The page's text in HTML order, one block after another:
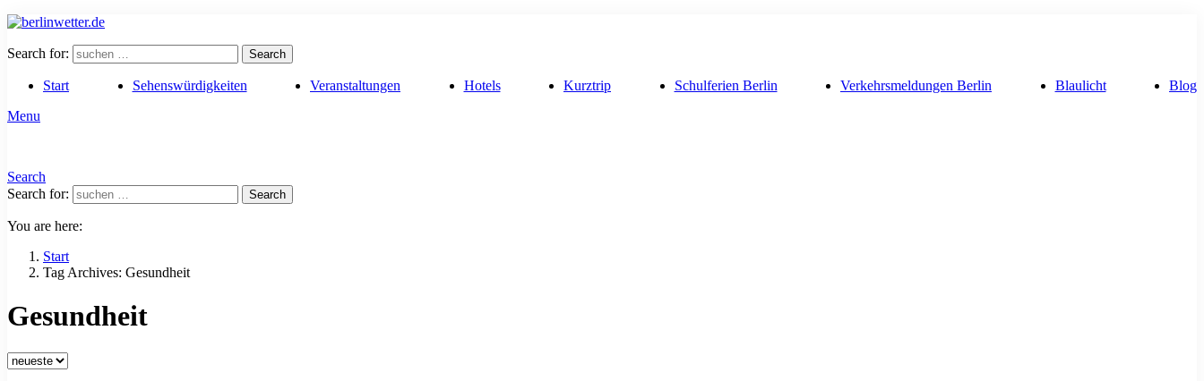
Search for: Search
Start Sehenswürdigkeiten Veranstaltungen Hotels Kurztrip Schulferien Berlin Verkehrsmeldungen Berlin Blaulicht
Blog
Menu
Search
Search for:
Search
You are here:
Start
Tag Archives: Gesundheit
Gesundheit